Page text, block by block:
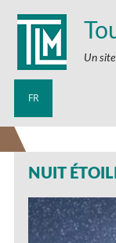
Un
FR
NUIT